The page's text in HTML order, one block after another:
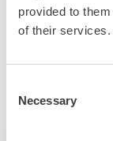
provided to
of their services.
Selection
Necessary
locatie waar je
al heel leuk om
Breid je uitje op
reserveren kan je
Garderen,